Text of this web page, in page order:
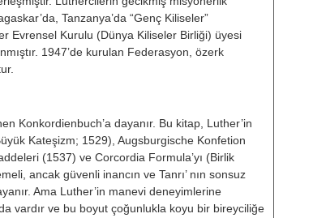
Tanzanya’da “Genç Kiliseler”
Evrensel Kurulu (Dünya Kiliseler Birliği) üyesi
1947’de kurulan Fede­rasyon, özerk
Konkordienbuch’a daya­nır. Bu kitap, Luther’in
Kateşizm; 1529), Augsburgische Konfetion
(1537) ve Corcordia Formula’yı (Birlik
ancak güvenli inancın ve Tanrı’ nın sonsuz
Ama Lut­her’in manevi deneyimlerine
vardır ve bu boyut çoğunlukla ko­yu bir bireyciliğe